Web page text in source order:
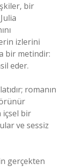
bir
izlerini
bir metindir:
eder.
romanın
içsel bir
ve sessiz
gerçekten